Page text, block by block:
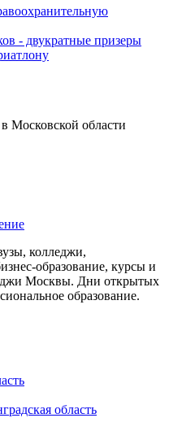
- двукратные призеры
Московской области
колледжи,
образование, курсы и
Москвы. Дни открытых
образование.
область